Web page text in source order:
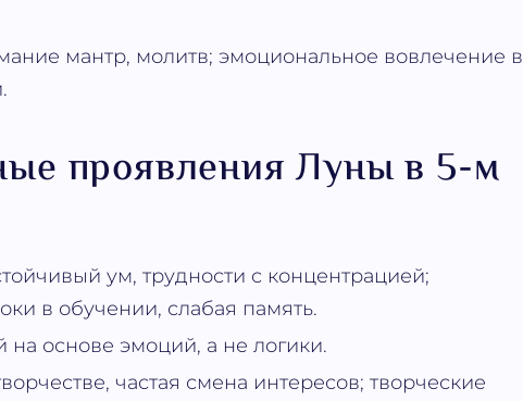
мантр, молитв; эмоциональное вовлечение в
проявления Луны в 5-м
ум, трудности с концентрацией;
в обучении, слабая память.
основе эмоций, а не логики.
частая смена интересов; творческие